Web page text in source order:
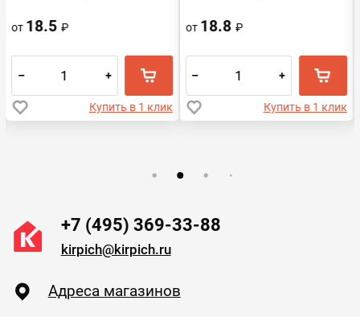
от 18.5₽
– +
Купить в 1 клик
от 18.8₽
– +
Купить в 1 клик
+7 (495) 369-33-88
kirpich@kirpich.ru
Адреса магазинов